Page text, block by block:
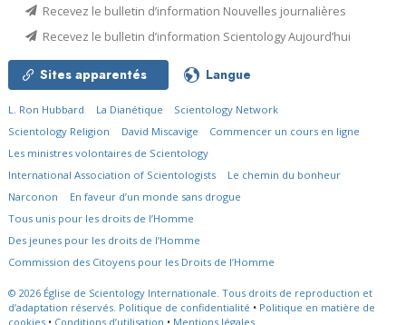
Recevez le bulletin d’information Nouvelles journalières
Recevez le bulletin d’information Scientology Aujourd’hui
Sites apparentés Langue
L. Ron Hubbard La Dianétique
Scientology Network
Scientology Religion
David Miscavige
Commencer un cours en ligne
Les ministres volontaires de Scientology
International Association of Scientologists
Le chemin du bonheur
Narconon
En faveur d’un monde sans drogue
Tous unis pour les droits de l’Homme
Des jeunes pour les droits de l’Homme
Commission des Citoyens pour les Droits de l’Homme
© 2026 Église de Scientology Internationale. Tous droits de reproduction et
d’adaptation réservés. Politique de confidentialité • Politique en matière de
cookies • Conditions d’utilisation • Mentions légales